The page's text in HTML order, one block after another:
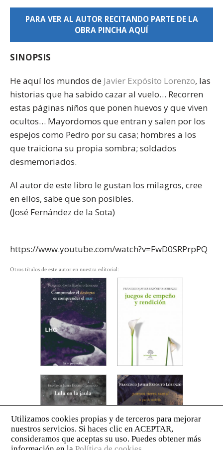
PARA VER AL AUTOR RECITANDO PARTE DE LA
OBRA PINCHA AQUÍ
SINOPSIS
He aquí los mundos de Javier Expósito Lorenzo, las
historias que ha sabido cazar al vuelo… Recorren
estas páginas niños que ponen huevos y que viven
ocultos… Mayordomos que entran y salen por los
espejos como Pedro por su casa; hombres a los
que traiciona su propia sombra; soldados
desmemoriados.
Al autor de este libro le gustan los milagros, cree
en ellos, sabe que son posibles.
(José Fernández de la Sota)
https://www.youtube.com/watch?v=FwD0SRPrpPQ
Otros títulos de este autor en nuestra editorial: